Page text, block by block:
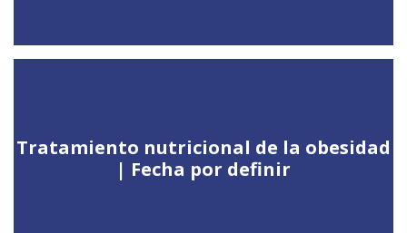
Tratamiento nutricional de la obesidad
| Fecha por definir